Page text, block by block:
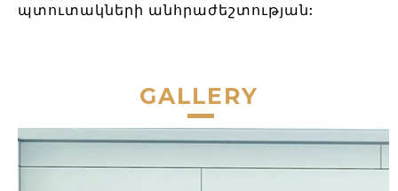
պտուտակների անհրաժեշտության:
GALLERY